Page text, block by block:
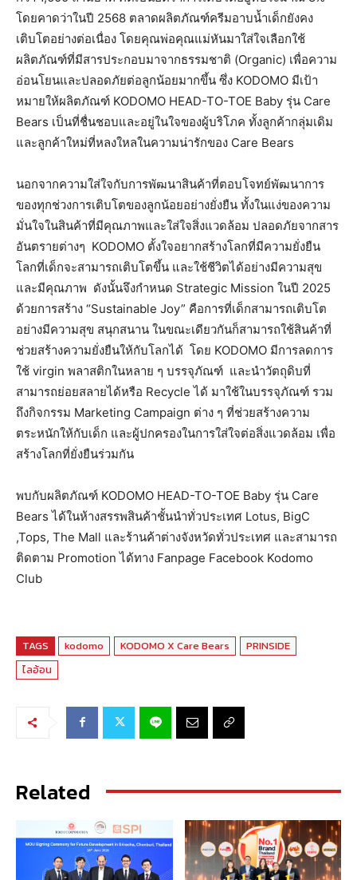
โดยคาดว่าในปี 2568 ตลาดผลิตภัณฑ์ครีมอาบน้ำเด็กยังคง
เติบโตอย่างต่อเนื่อง โดยคุณพ่อคุณแม่หันมาใส่ใจเลือกใช้
ผลิตภัณฑ์ที่มีสารประกอบมาจากธรรมชาติ (Organic) เพื่อความ
อ่อนโยนและปลอดภัยต่อลูกน้อยมากขึ้น ซึ่ง KODOMO มีเป้า
หมายให้ผลิตภัณฑ์ KODOMO HEAD-TO-TOE Baby รุ่น Care
Bears เป็นที่ชื่นชอบและอยู่ในใจของผู้บริโภค ทั้งลูกค้ากลุ่มเดิม
และลูกค้าใหม่ที่หลงใหลในความน่ารักของ Care Bears
นอกจากความใส่ใจกับการพัฒนาสินค้าที่ตอบโจทย์พัฒนาการ
ของทุกช่วงการเติบโตของลูกน้อยอย่างยั่งยืน ทั้งในแง่ของความ
มั่นใจในสินค้าที่มีคุณภาพและใส่ใจสิ่งแวดล้อม ปลอดภัยจากสาร
อันตรายต่างๆ KODOMO ตั้งใจอยากสร้างโลกที่มีความยั่งยืน
โลกที่เด็กจะสามารถเติบโตขึ้น และใช้ชีวิตได้อย่างมีความสุข
และมีคุณภาพ ดังนั้นจึงกำหนด Strategic Mission ในปี 2025
ด้วยการสร้าง “Sustainable Joy” คือการที่เด็กสามารถเติบโต
อย่างมีความสุข สนุกสนาน ในขณะเดียวกันก็สามารถใช้สินค้าที่
ช่วยสร้างความยั่งยืนให้กับโลกได้ โดย KODOMO มีการลดการ
ใช้ virgin พลาสติกในหลาย ๆ บรรจุภัณฑ์ และนำวัตถุดิบที่
สามารถย่อยสลายได้หรือ Recycle ได้ มาใช้ในบรรจุภัณฑ์ รวม
ถึงกิจกรรม Marketing Campaign ต่าง ๆ ที่ช่วยสร้างความ
ตระหนักให้กับเด็ก และผู้ปกครองในการใส่ใจต่อสิ่งแวดล้อม เพื่อ
สร้างโลกที่ยั่งยืนร่วมกัน
พบกับผลิตภัณฑ์ KODOMO HEAD-TO-TOE Baby รุ่น Care
Bears ได้ในห้างสรรพสินค้าชั้นนำทั่วประเทศ Lotus, BigC
,Tops, The Mall และร้านค้าต่างจังหวัดทั่วประเทศ และสามารถ
ติดตาม Promotion ได้ทาง Fanpage Facebook Kodomo
Club
TAGS kodomo KODOMO X Care Bears
PRINSIDE
ไลอ้อน
Related